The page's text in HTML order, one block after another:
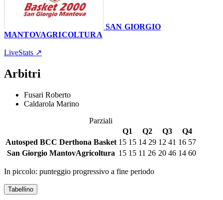
SAN GIORGIO
MANTOVAGRICOLTURA
LiveStats ↗
Arbitri
Fusari Roberto
Caldarola Marino
Parziali
Q1
Q2 Q3
Q4
Autosped BCC Derthona Basket 15 15 14 29 12 41 16 57
San Giorgio MantovAgricoltura 15 15 11 26 20 46 14 60
In piccolo: punteggio progressivo a fine periodo
Tabellino